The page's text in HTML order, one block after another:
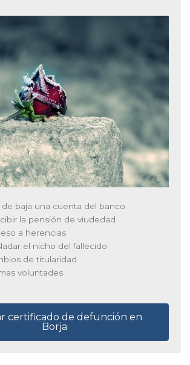
de baja una cuenta del banco
la pensión de viudedad
a herencias
el nicho del fallecido
de titularidad
voluntades
certificado de defunción en
Borja